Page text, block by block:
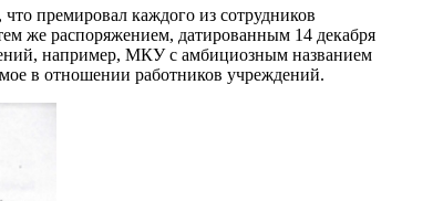
премировал каждого из сотрудников
же распоряжением, датированным 14 декабря
например, МКУ с амбициозным названием
в отношении работников учреждений.